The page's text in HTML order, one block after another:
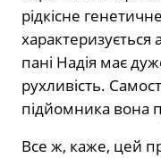
рідкісне
характеризується
пані Надія має
рухливість.
підйомника вона
Все ж, каже, цей